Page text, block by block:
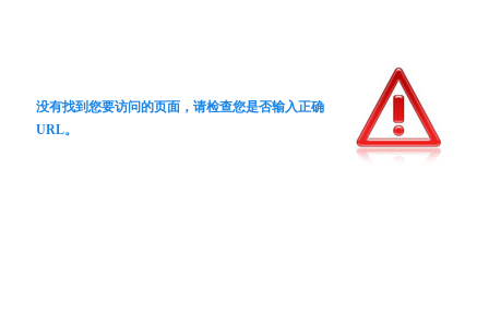
没有找到您要访问的页面，请检查您是否输入正确
URL。